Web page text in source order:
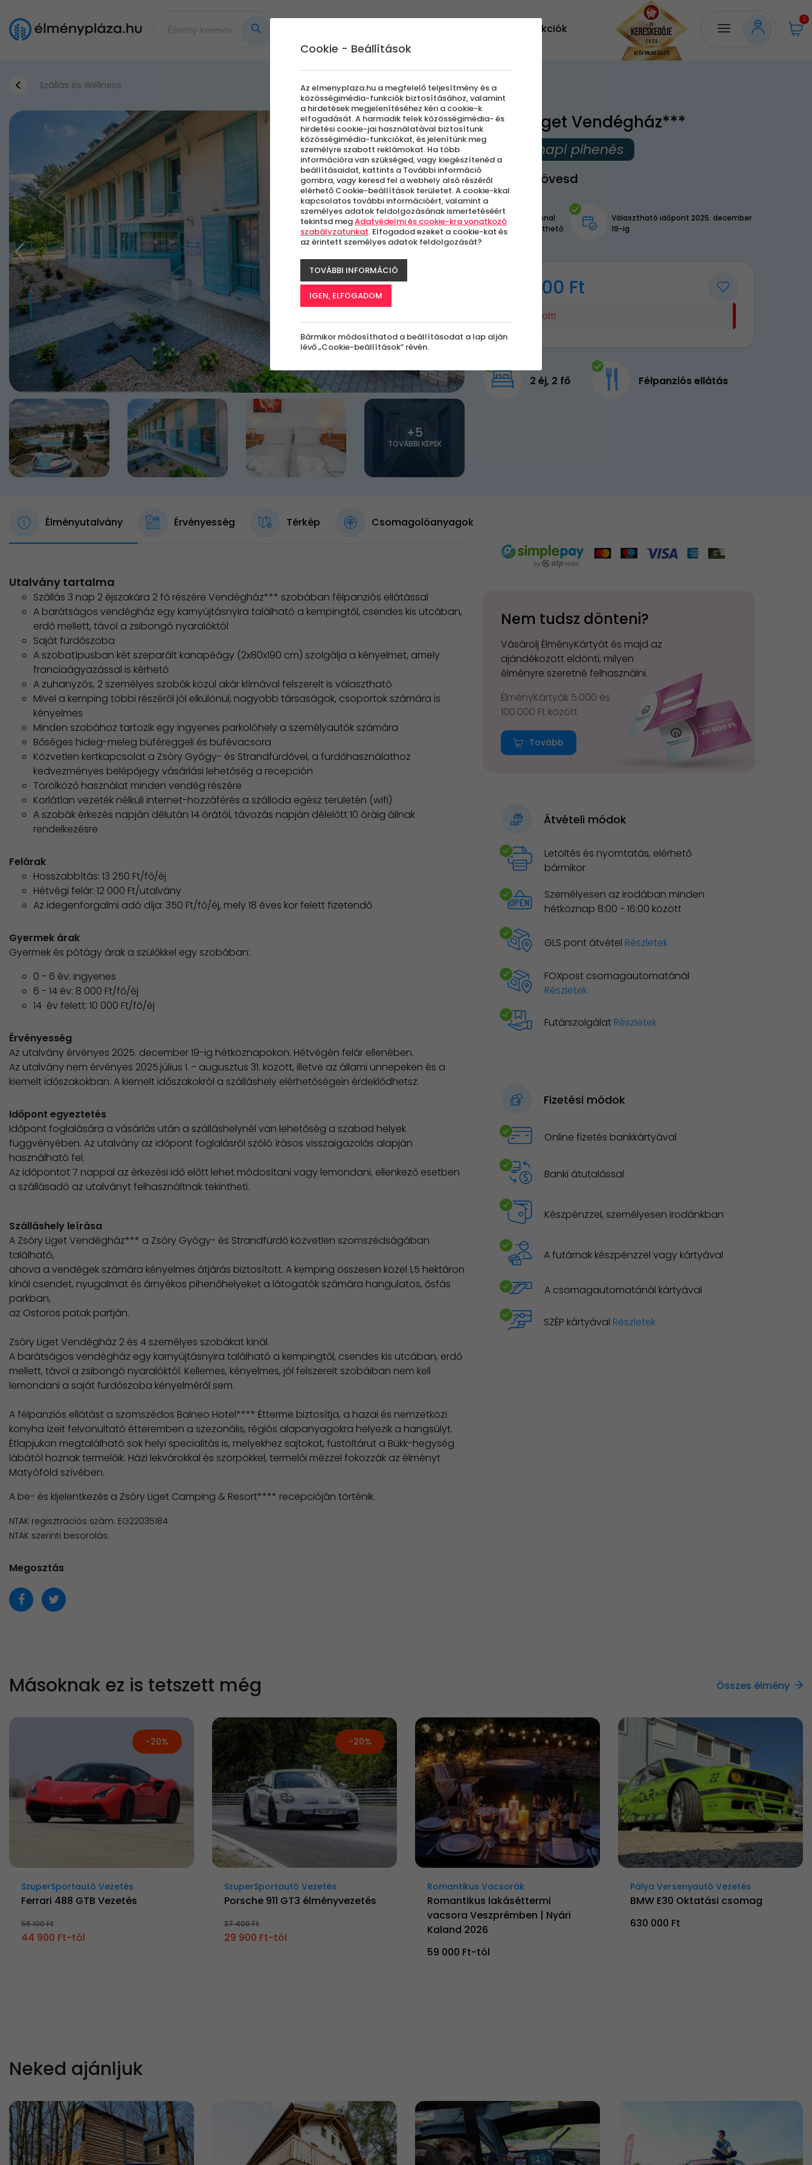
Akciók
0
Szállás és Wellness
+5
TOVÁBBI KÉPEK
Zsóry Liget Vendégház***
Hétköznapi pihenés
Mezőkövesd
Azonnal
letölthető
Választható időpont 2025. december
19-ig
65 000 Ft
Elfogyott!
2 éj, 2 fő Félpanziós ellátás
Élményutalvány Érvényesség Térkép Csomagolóanyagok
Utalvány tartalma
Szállás 3 nap 2 éjszakára 2 fő részére Vendégház*** szobában félpanziós ellátással
A barátságos vendégház egy karnyújtásnyira található a kempingtől, csendes kis utcában,
erdő mellett, távol a zsibongó nyaralóktól
Saját fürdőszoba
A szobatípusban két szeparált kanapéágy (2x80x190 cm) szolgálja a kényelmet, amely
franciaágyazással is kérhető
A zuhanyzós, 2 személyes szobák közül akár klímával felszerelt is választható
Mivel a kemping többi részéről jól elkülönül, nagyobb társaságok, csoportok számára is
kényelmes
Minden szobához tartozik egy ingyenes parkolóhely a személyautók számára
Bőséges hideg-meleg büféreggeli és büfévacsora
Közvetlen kertkapcsolat a Zsóry Gyógy- és Strandfürdővel, a fürdőhasználathoz
kedvezményes belépőjegy vásárlási lehetőség a recepción
Törölköző használat minden vendég részére
Korlátlan vezeték nélküli internet-hozzáférés a szálloda egész területén (wifi)
A szobák érkezés napján délután 14 órától, távozás napján délelőtt 10 óráig állnak
rendelkezésre
Felárak
Hosszabbítás: 13 250 Ft/fő/éj
Hétvégi felár: 12 000 Ft/utalvány
Az idegenforgalmi adó díja: 350 Ft/fő/éj, mely 18 éves kor felett fizetendő
Gyermek árak
Gyermek és pótágy árak a szülőkkel egy szobában:
0 - 6 év: ingyenes
6 - 14 év: 8 000 Ft/fő/éj
14 év felett: 10 000 Ft/fő/éj
Érvényesség
Az utalvány érvényes 2025. december 19-ig hétköznapokon. Hétvégén felár ellenében.
Az utalvány nem érvényes 2025.július 1. - augusztus 31. között, illetve az állami ünnepeken és a
kiemelt időszakokban. A kiemelt időszakokról a szálláshely elérhetőségein érdeklődhetsz.
Időpont egyeztetés
Időpont foglalására a vásárlás után a szálláshelynél van lehetőség a szabad helyek
függvényében. Az utalvány az időpont foglalásról szóló írásos visszaigazolás alapján
használható fel.
Az időpontot 7 nappal az érkezési idő előtt lehet módosítani vagy lemondani, ellenkező esetben
a szállásadó az utalványt felhasználtnak tekintheti.
Szálláshely leírása
A Zsóry Liget Vendégház*** a Zsóry Gyógy- és Strandfürdő közvetlen szomszédságában
található,
ahova a vendégek számára kényelmes átjárás biztosított. A kemping összesen közel 1,5 hektáron
kínál csendet, nyugalmat és árnyékos pihenőhelyeket a látogatók számára hangulatos, ősfás
parkban,
az Ostoros patak partján.
Zsóry Liget Vendégház 2 és 4 személyes szobákat kínál.
A barátságos vendégház egy karnyújtásnyira található a kempingtől, csendes kis utcában, erdő
mellett, távol a zsibongó nyaralóktól. Kellemes, kényelmes, jól felszerelt szobáiban nem kell
lemondani a saját fürdőszoba kényelméről sem.
A félpanziós ellátást a szomszédos Balneo Hotel**** Étterme biztosítja, a hazai és nemzetközi
konyha ízeit felvonultató étteremben a szezonális, régiós alapanyagokra helyezik a hangsúlyt.
Étlapjukon megtalálható sok helyi specialitás is, melyekhez sajtokat, füstöltárut a Bükk-hegység
lábától hoznak termelőik. Házi lekvárokkal és szörpökkel, termelői mézzel fokozzák az élményt
Matyóföld szívében.
A be- és kijelentkezés a Zsóry Liget Camping & Resort**** recepcióján történik.
NTAK regisztrációs szám: EG22035184
NTAK szerinti besorolás:
Megosztás
Nem tudsz dönteni?
Vásárolj ÉlményKártyát és majd az
ajándékozott eldönti, milyen
élményre szeretné felhasználni.
ÉlményKártyák 5.000 és
100.000 Ft között
Tovább
Átvételi módok
Letöltés és nyomtatás, elérhető
bármikor
Személyesen az irodában minden
hétköznap 8:00 - 16:00 között
GLS pont átvétel Részletek
FOXpost csomagautomatánál
Részletek
Futárszolgálat Részletek
Fizetési módok
Online fizetés bankkártyával
Banki átutalással
Készpénzzel, személyesen irodánkban
A futárnak készpénzzel vagy kártyával
A csomagautomatánál kártyával
SZÉP kártyával Részletek
Másoknak ez is tetszett még Összes élmény
-20%
SzuperSportautó Vezetés
Ferrari 488 GTB Vezetés
56 100 Ft
44 900 Ft-tól
-20%
SzuperSportautó Vezetés
Porsche 911 GT3 élményvezetés
37 400 Ft
29 900 Ft-tól
Romantikus Vacsorák
Romantikus lakáséttermi
vacsora Veszprémben | Nyári
Kaland 2026
59 000 Ft-tól
Pálya Versenyautó Vezetés
BMW E30 Oktatási csomag
630 000 Ft
Neked ajánljuk
Cookie - Beállítások
Az elmenyplaza.hu a megfelelő teljesítmény és a
közösségimédia-funkciók biztosításához, valamint
a hirdetések megjelenítéséhez kéri a cookie-k
elfogadását. A harmadik felek közösségimédia- és
hirdetési cookie-jai használatával biztosítunk
közösségimédia-funkciókat, és jelenítünk meg
személyre szabott reklámokat. Ha több
információra van szükséged, vagy kiegészítenéd a
beállításaidat, kattints a További információ
gombra, vagy keresd fel a webhely alsó részéről
elérhető Cookie-beállítások területet. A cookie-kkal
kapcsolatos további információért, valamint a
személyes adatok feldolgozásának ismertetéséért
tekintsd megAdatvédelmi és cookie-kra vonatkozó
szabályzatunkat. Elfogadod ezeket a cookie-kat és
az érintett személyes adatok feldolgozását?
TOVÁBBI INFORMÁCIÓ
IGEN, ELFOGADOM
Bármikor módosíthatod a beállításodat a lap alján
lévő „Cookie-beállítások” révén.